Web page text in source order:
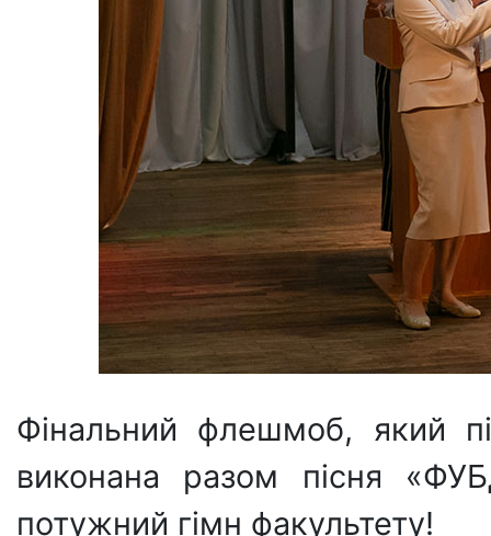
Фінальний флешмоб, який
виконана разом пісня
потужний гімн факультету!